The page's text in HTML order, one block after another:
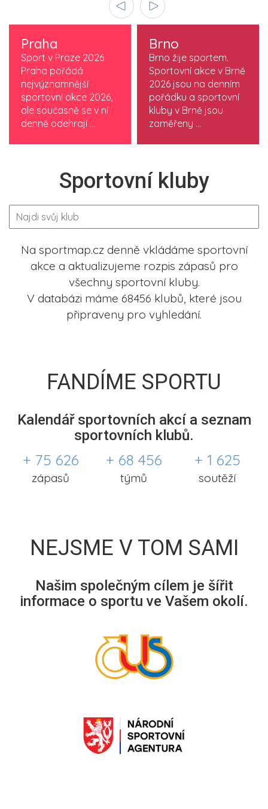
Praha
Sport v Praze 2026
Praha pořádá
nejvýznamnější
sportovní akce 2026,
ale současně se v ní
denně odehrají ...
Brno
Brno žije sportem.
Sportovní akce v Brně
2026 jsou na denním
pořádku a sportovní
kluby v Brně jsou
zaměřeny ...
Sportovní kluby
Na sportmap.cz denně vkládáme sportovní
akce a aktualizujeme rozpis zápasů pro
všechny sportovní kluby.
V databázi máme 68456 klubů, které jsou
připraveny pro vyhledání.
FANDÍME SPORTU
Kalendář sportovních akcí a seznam
sportovních klubů.
+ 75 626
zápasů
+ 68 456
týmů
+ 1 625
soutěží
NEJSME V TOM SAMI
Našim společným cílem je šířit
informace o sportu ve Vašem okolí.